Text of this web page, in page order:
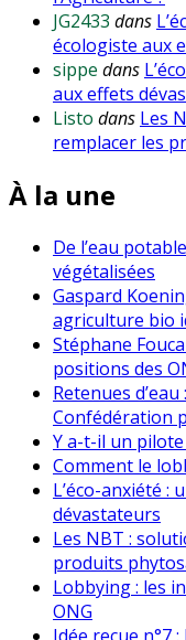
JG2433 dans
écologiste aux
sippe dans
aux effets
Listo dans Les
remplacer les
À la une
De l’eau
végétalisées
Gaspard
agriculture bio
Stéphane
positions des
Retenues
Confédération
Y a-t-il un
Comment le
L’éco-anxiété :
dévastateurs
Les NBT :
produits
Lobbying : les
ONG